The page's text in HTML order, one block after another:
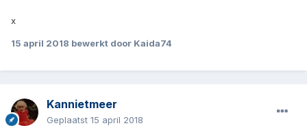
x
15 april 2018 bewerkt door Kaida74
Kannietmeer
Geplaatst 15 april 2018